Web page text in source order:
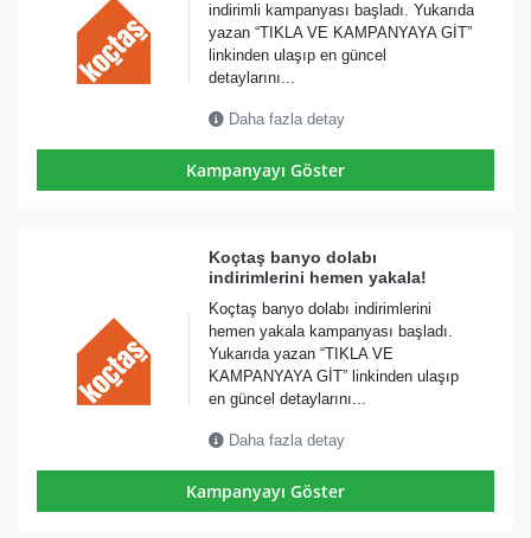
indirimli kampanyası başladı. Yukarıda
yazan “TIKLA VE KAMPANYAYA GİT”
linkinden ulaşıp en güncel
detaylarını...
Daha fazla detay
Kampanyayı Göster
Koçtaş banyo dolabı
indirimlerini hemen yakala!
Koçtaş banyo dolabı indirimlerini
hemen yakala kampanyası başladı.
Yukarıda yazan “TIKLA VE
KAMPANYAYA GİT” linkinden ulaşıp
en güncel detaylarını...
Daha fazla detay
Kampanyayı Göster